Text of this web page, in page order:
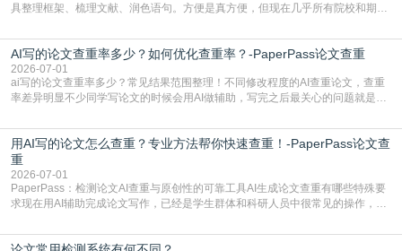
具整理框架、梳理文献、润色语句。方便是真方便，但现在几乎所有院校和期刊
五遍还是过不了预检测的大有人在，这时候，找到靠谱的降AIGC检测率的网
站，就能少走好多弯路。PaperPass：守护学术原创性的智能伙伴AIGC生成内
容的学术合规痛点去年帮一个本科师弟改
AI写的论文查重率多少？如何优化查重率？-PaperPass论文查重
2026-07-01
ai写的论文查重率多少？常见结果范围整理！不同修改程度的AI查重论文，查重
率差异明显不少同学写论文的时候会用AI做辅助，写完之后最关心的问题就是ai
实际情况和大家想的不太一样。AI训练依赖海量公开学术文献、网络内容，生成
内容本质是按照语义概率拼接已有内容，很容易和已发布的作品撞重复，甚至会
直接引用整段已有内容，所以查重率偏高是
用AI写的论文怎么查重？专业方法帮你快速查重！-PaperPass论文查
重
2026-07-01
PaperPass：检测论文AI查重与原创性的可靠工具AI生成论文查重有哪些特殊要
求现在用AI辅助完成论文写作，已经是学生群体和科研人员中很常见的操作，不
但很多人忽略了，AI生成的内容天生带有重复风险——训练AI的数据集本身就包